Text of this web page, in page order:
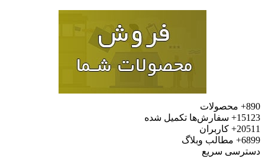
محصولات
سفارش‌ها تکمیل شده
کاربران
مطالب وبلاگ
سریع